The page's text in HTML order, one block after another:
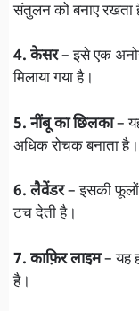
संतुलन को बनाए रखता
4. केसर– इसे एक
मिलाया गया है।
5. नींबू का छिलका–
अधिक रोचक बनाता है।
6. लैवेंडर– इसकी फूलों
टच देती है।
7. काफ़िर लाइम– यह
है।